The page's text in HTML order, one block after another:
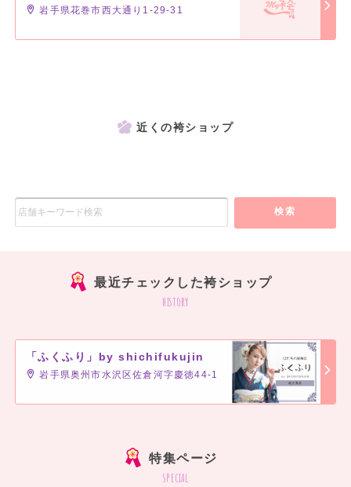
岩手県花巻市西大通り1-29-31
近くの袴ショップ
検索
最近チェックした袴ショップ
history
「ふくふり」by shichifukujin
岩手県奥州市水沢区佐倉河字慶徳44-1
特集ページ
special